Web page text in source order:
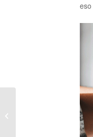
Cómo desconectar en